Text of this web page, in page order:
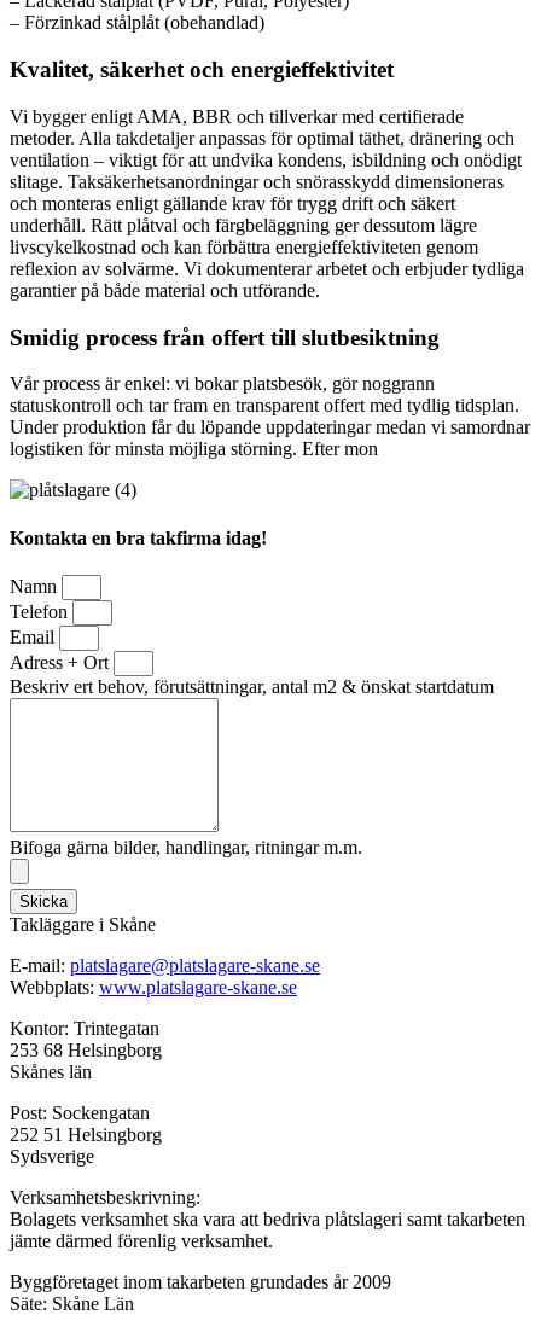
– Förzinkad stålplåt (obehandlad)
Kvalitet, säkerhet och energieffektivitet
Vi bygger enligt AMA, BBR och tillverkar med certifierade
metoder. Alla takdetaljer anpassas för optimal täthet, dränering och
ventilation – viktigt för att undvika kondens, isbildning och onödigt
slitage. Taksäkerhetsanordningar och snörasskydd dimensioneras
och monteras enligt gällande krav för trygg drift och säkert
underhåll. Rätt plåtval och färgbeläggning ger dessutom lägre
livscykelkostnad och kan förbättra energieffektiviteten genom
reflexion av solvärme. Vi dokumenterar arbetet och erbjuder tydliga
garantier på både material och utförande.
Smidig process från offert till slutbesiktning
Vår process är enkel: vi bokar platsbesök, gör noggrann
statuskontroll och tar fram en transparent offert med tydlig tidsplan.
Under produktion får du löpande uppdateringar medan vi samordnar
logistiken för minsta möjliga störning. Efter mon
Kontakta en bra takfirma idag!
Namn
Telefon
Email
Adress + Ort
Beskriv ert behov, förutsättningar, antal m2 & önskat startdatum
Bifoga gärna bilder, handlingar, ritningar m.m.
Skicka
Takläggare i Skåne
E-mail: platslagare@platslagare-skane.se
Webbplats: www.platslagare-skane.se
Kontor: Trintegatan
253 68 Helsingborg
Skånes län
Post: Sockengatan
252 51 Helsingborg
Sydsverige
Verksamhetsbeskrivning:
Bolagets verksamhet ska vara att bedriva plåtslageri samt takarbeten
jämte därmed förenlig verksamhet.
Byggföretaget inom takarbeten grundades år 2009
Säte: Skåne Län